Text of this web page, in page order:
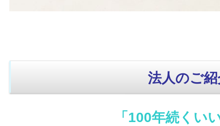
法人のご
「100年続くい